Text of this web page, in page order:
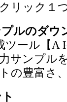
リック１
ルのダウ
ツール【
サンプル
の豊富さ